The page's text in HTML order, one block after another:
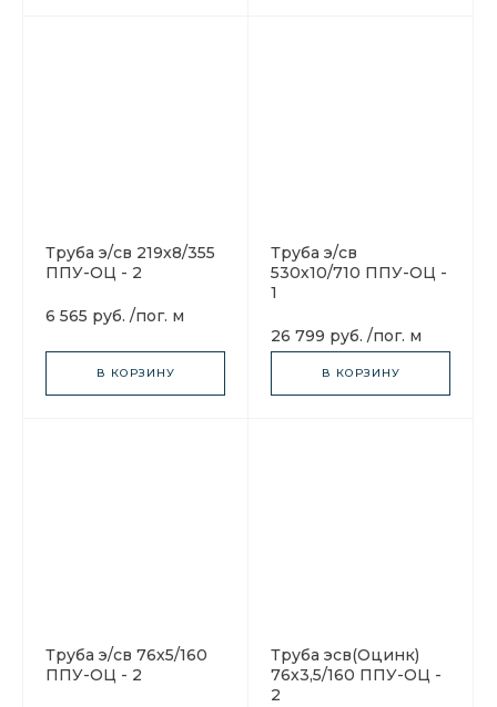
Труба э/св 219х8/355
ППУ-ОЦ - 2
6 565 руб. /пог. м
В КОРЗИНУ
Труба э/св
530х10/710 ППУ-ОЦ -
1
26 799 руб. /пог. м
В КОРЗИНУ
Труба э/св 76х5/160
ППУ-ОЦ - 2
Труба эсв(Оцинк)
76х3,5/160 ППУ-ОЦ -
2